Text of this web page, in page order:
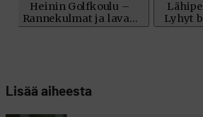
Lisää aiheesta